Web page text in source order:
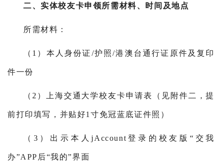
二、实体校友卡申领所需材料、时间及地点
所需材料：
（1）本人身份证/护照/港澳台通行证原件及复印
件一份
（2）上海交通大学校友卡申请表（见附件二，提
前打印填写，并贴好1寸免冠蓝底证件照）
（3）出示本人jAccount登录的校友版“交我
办”APP后“我的”界面